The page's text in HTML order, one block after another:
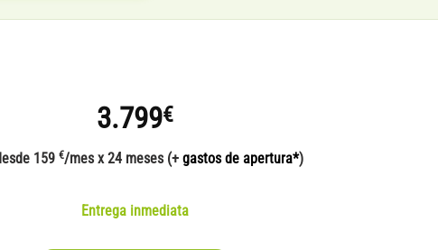
3.799€
159 €/mes x 24 meses (+ gastos de apertura*)
Entrega inmediata